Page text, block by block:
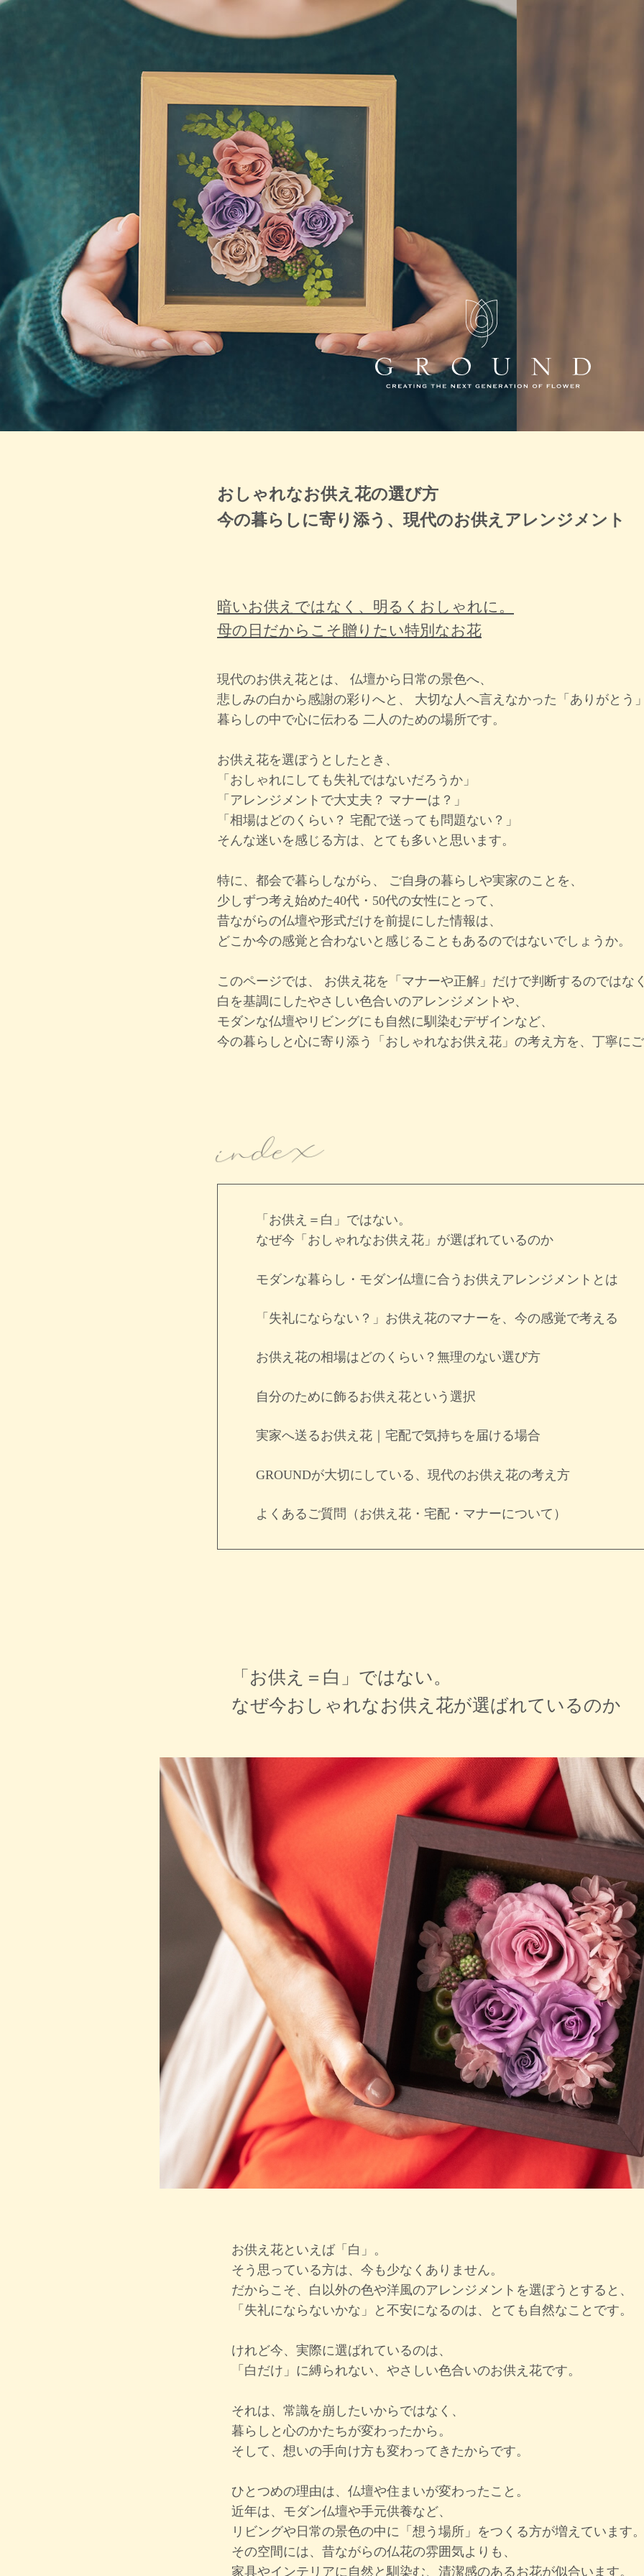
おしゃれなお供え花の選び方
今の暮らしに寄り添う、現代のお供えアレンジメント
暗いお供えではなく、明るくおしゃれに。
母の日だからこそ贈りたい特別なお花
現代のお供え花とは、
仏壇から日常の景色へ、
悲しみの白から感謝の彩りへと、 大切な人へ言えなかった「ありがとう
暮らしの中で心に伝わる 二人のための場所です。
お供え花を選ぼうとしたとき、
「おしゃれにしても失礼ではないだろうか」
「アレンジメントで大丈夫？ マナーは？」
「相場はどのくらい？ 宅配で送っても問題ない？」
そんな迷いを感じる方は、とても多いと思います。
特に、都会で暮らしながら、 ご自身の暮らしや実家のことを、
少しずつ考え始めた40代・50代の女性にとって、
昔ながらの仏壇や形式だけを前提にした情報は、
どこか今の感覚と合わないと感じることもあるのではないでしょうか。
このページでは、 お供え花を「マナーや正解」だけで判断するのではな
白を基調にしたやさしい色合いのアレンジメントや、
モダンな仏壇やリビングにも自然に馴染むデザインなど、
今の暮らしと心に寄り添う「おしゃれなお供え花」 の考え方を、丁寧に
index
「お供え＝白」ではない。
なぜ今「おしゃれなお供え花」が選ばれているのか
モダンな暮らし・モダン仏壇に合うお供えアレンジメントとは
「失礼にならない？」お供え花のマナーを、今の感覚で考える
お供え花の相場はどのくらい？無理のない選び方
自分のために飾るお供え花という選択
実家へ送るお供え花｜宅配で気持ちを届ける場合
GROUNDが大切にしている、現代のお供え花の考え方
よくあるご質問（お供え花・宅配・マナーについて）
「お供え＝白」ではない。
なぜ今おしゃれなお供え花が選ばれているのか
お供え花といえば「白」。
そう思っている方は、今も少なくありません。
だからこそ、白以外の色や洋風のアレンジメントを選ぼうとすると、
「失礼にならないかな」と不安になるのは、とても自然なことです。
けれど今、実際に選ばれているのは、
「白だけ」に縛られない、やさしい色合いのお供え花です。
それは、常識を崩したいからではなく、
暮らしと心のかたちが変わったから。
そして、 想いの手向け方も変わってきたからです。
ひとつめの理由は、 仏壇や住まいが変わったこと 。
近年は、モダン仏壇や手元供養など、
リビングや日常の景色の中に「想う場所」をつくる方が増えています
その空間には、昔ながらの仏花の雰囲気よりも、
家具やインテリアに自然と馴染む、清潔感のあるお花が似合います。